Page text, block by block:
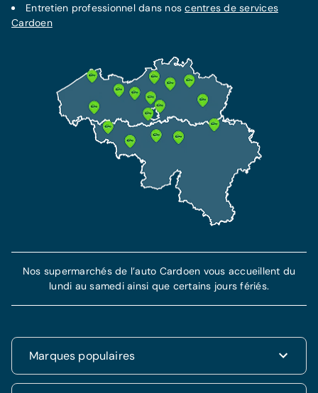
Entretien professionnel dans noscentres de services
Cardoen
Marques populaires
Nos supermarchés de l’auto Cardoen vous accueillent du
lundi au samedi ainsi que certains jours fériés.